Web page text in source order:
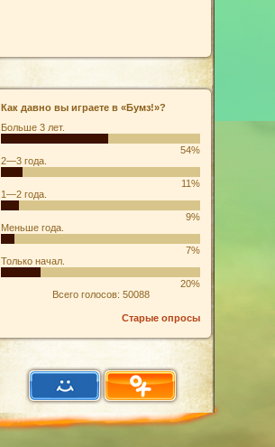
Как давно вы играете в «Бумз!»?
Больше 3 лет.
54%
2—3 года.
11%
1—2 года.
9%
Меньше года.
7%
Только начал.
20%
Всего голосов: 50088
Старые опросы